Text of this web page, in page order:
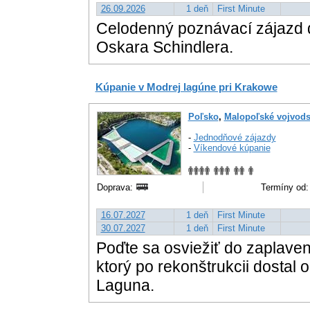
26.09.2026 1 deň First Minute
Celodenný poznávací
Oskara Schindlera.
Kúpanie v Modrej lagúne pri Krakowe
Poľsko, Malopoľské
- Jednodňové zájazdy
- Víkendové kúpanie
Doprava: Termíny
16.07.2027 1 deň
First Minute
30.07.2027
1 deň First Minute
Poďte sa osviežiť do
ktorý po rekonštrukcii dostal
Laguna.